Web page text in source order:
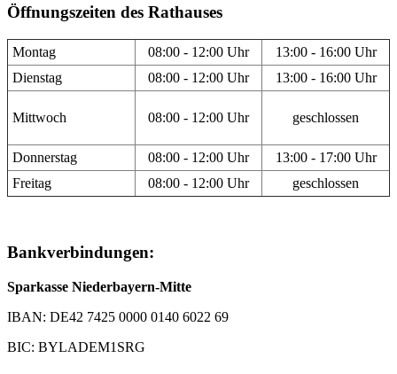
Öffnungszeiten des Rathauses
Montag 08:00 - 12:00 Uhr
13:00 - 16:00 Uhr
Dienstag
08:00 - 12:00 Uhr 13:00 - 16:00 Uhr
Mittwoch 08:00 - 12:00 Uhr geschlossen
Donnerstag 08:00 - 12:00 Uhr
13:00 - 17:00 Uhr
Freitag
08:00 - 12:00 Uhr geschlossen
Bankverbindungen:
Sparkasse Niederbayern-Mitte
IBAN: DE42 7425 0000 0140 6022 69
BIC: BYLADEM1SRG